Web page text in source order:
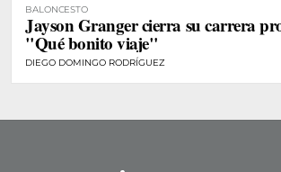
BALONCESTO
Jayson Granger cierra su carrera
"Qué bonito viaje"
DIEGO DOMINGO RODRÍGUEZ